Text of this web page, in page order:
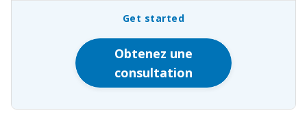
Obtenez une
consultation